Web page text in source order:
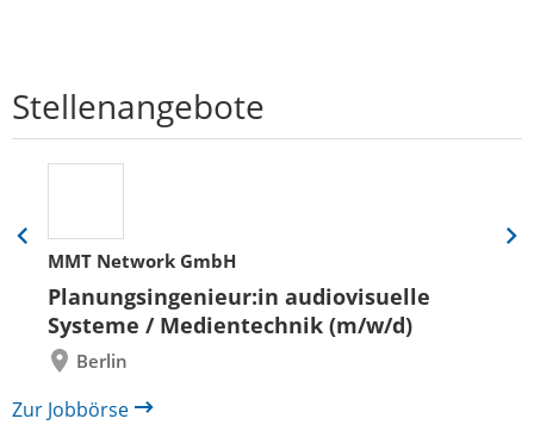
Stellenangebote
MMT Network GmbH
Planungsingenieur:in audiovisuelle
Systeme / Medientechnik (m/w/d)
Berlin
Eine
Folie
zurück
Eine
Zur Jobbörse